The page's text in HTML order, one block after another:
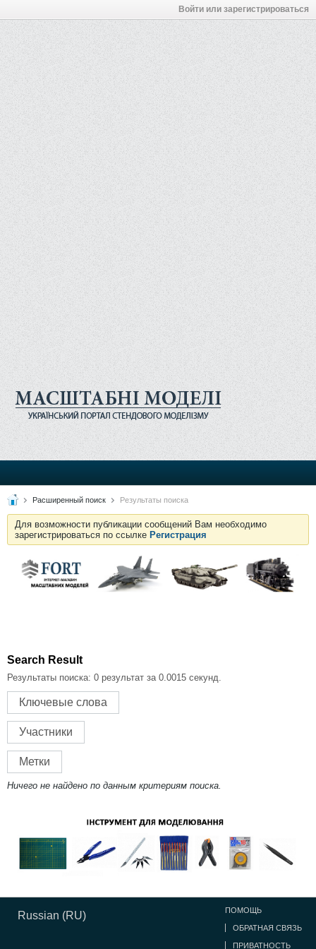
Войти или зарегистрироваться
Расширенный поиск Результаты поиска
Для возможности публикации сообщений Вам необходимо
зарегистрироваться по ссылке Регистрация
Search Result
Результаты поиска: 0 результат за 0.0015 секунд.
Ключевые слова
Участники
Метки
Ничего не найдено по данным критериям поиска.
Russian (RU) ПОМОЩЬ
ОБРАТНАЯ СВЯЗЬ
ПРИВАТНОСТЬ